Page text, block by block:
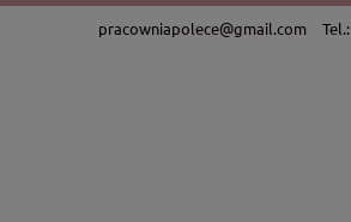
pracowniapolece@gmail.com